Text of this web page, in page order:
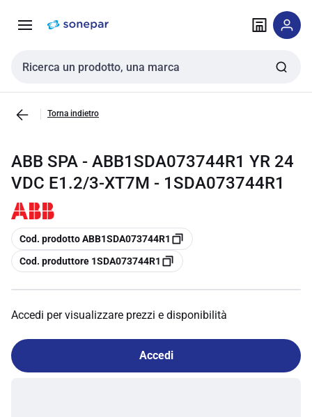
navigazione alla
Cerca input
Torna indietro
ABB SPA - ABB1SDA073744R1 YR 24
VDC E1.2/3-XT7M - 1SDA073744R1
copia
Cod. prodotto ABB1SDA073744R1
copia
Cod. produttore 1SDA073744R1
Accedi per visualizzare prezzi e disponibilità
Accedi